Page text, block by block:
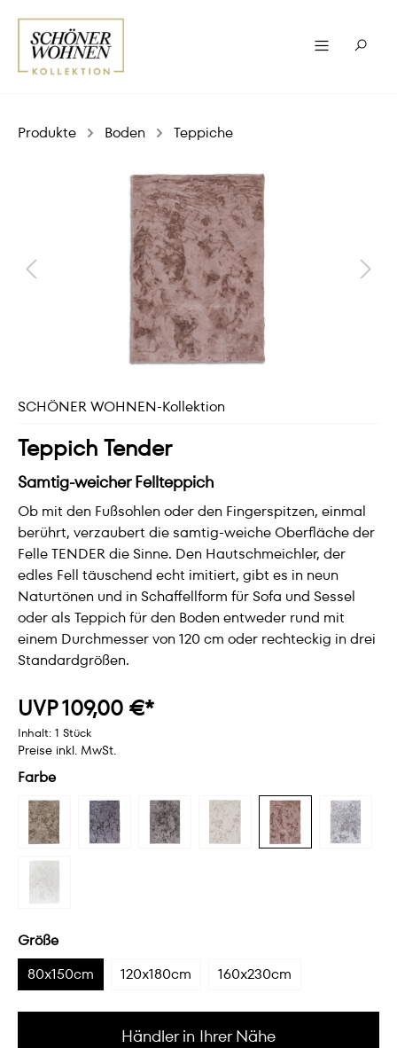
Produkte Boden Teppiche
SCHÖNER WOHNEN-Kollektion
Teppich Tender
Samtig-weicher Fellteppich
Ob mit den Fußsohlen oder den Fingerspitzen, einmal
berührt, verzaubert die samtig-weiche Oberfläche der
Felle TENDER die Sinne. Den Hautschmeichler, der
edles Fell täuschend echt imitiert, gibt es in neun
Naturtönen und in Schaffellform für Sofa und Sessel
oder als Teppich für den Boden entweder rund mit
einem Durchmesser von 120 cm oder rechteckig in drei
Standardgrößen.
UVP 109,00 €*
Inhalt: 1 Stück
Preise inkl. MwSt.
Farbe
Größe
80x150cm
120x180cm 160x230cm
Händler in Ihrer Nähe